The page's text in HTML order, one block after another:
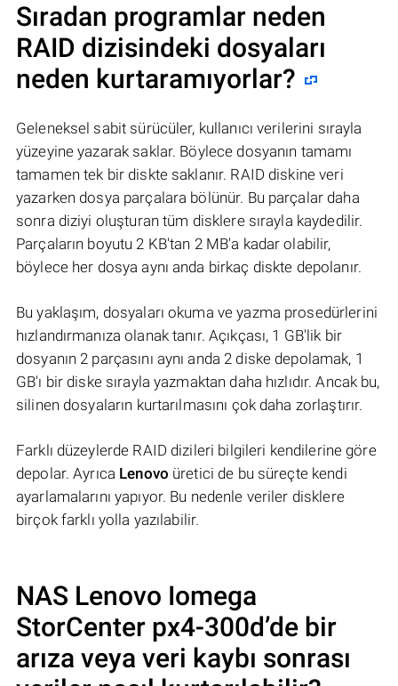
Sıradan programlar neden
RAID dizisindeki dosyaları
neden kurtaramıyorlar?
Geleneksel sabit sürücüler, kullanıcı verilerini sırayla
yüzeyine yazarak saklar. Böylece dosyanın tamamı
tamamen tek bir diskte saklanır. RAID diskine veri
yazarken dosya parçalara bölünür. Bu parçalar daha
sonra diziyi oluşturan tüm disklere sırayla kaydedilir.
Parçaların boyutu 2 KB'tan 2 MB'a kadar olabilir,
böylece her dosya aynı anda birkaç diskte depolanır.
Bu yaklaşım, dosyaları okuma ve yazma prosedürlerini
hızlandırmanıza olanak tanır. Açıkçası, 1 GB'lik bir
dosyanın 2 parçasını aynı anda 2 diske depolamak, 1
GB'ı bir diske sırayla yazmaktan daha hızlıdır. Ancak bu,
silinen dosyaların kurtarılmasını çok daha zorlaştırır.
Farklı düzeylerde RAID dizileri bilgileri kendilerine göre
depolar. Ayrıca Lenovo üretici de bu süreçte kendi
ayarlamalarını yapıyor. Bu nedenle veriler disklere
birçok farklı yolla yazılabilir.
NAS Lenovo Iomega
StorCenter px4-300d’de bir
arıza veya veri kaybı sonrası